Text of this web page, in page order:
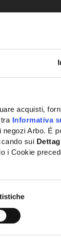
acquisti,
Informativa
Arbo. É
sui
i Cookie